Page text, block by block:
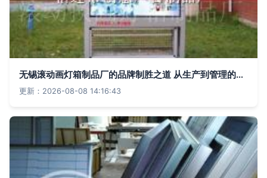
无锡滚动画灯箱制品厂的品牌制胜之道 从生产到管理的一站式解读
更新：2026-08-08 14:16:43